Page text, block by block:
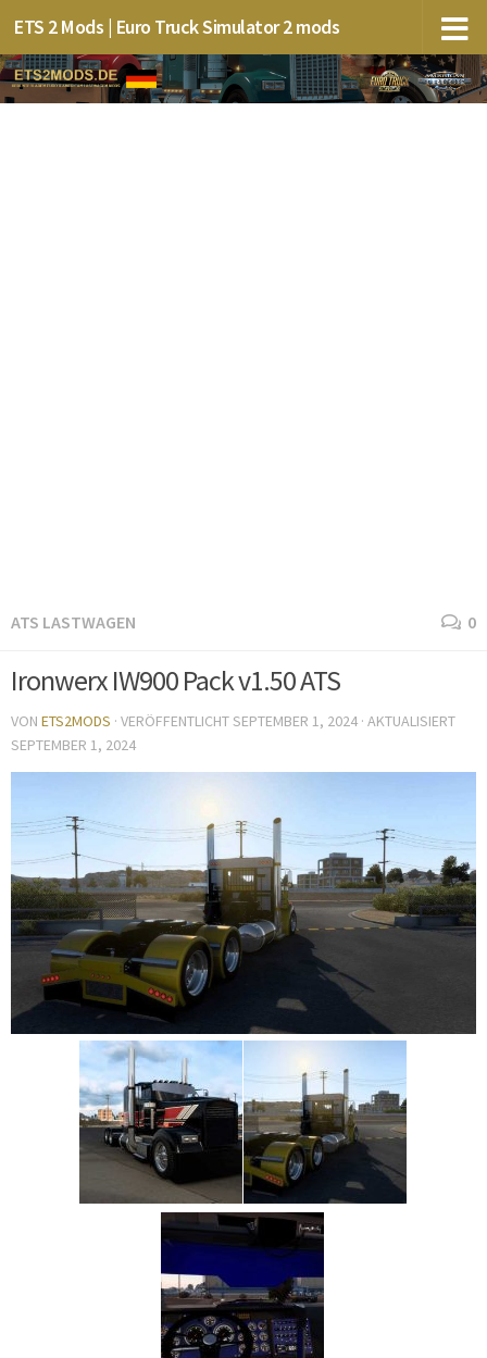
ETS 2 Mods | Euro Truck Simulator 2 mods
ATS LASTWAGEN 0
Ironwerx IW900 Pack v1.50 ATS
VON ETS2MODS · VERÖFFENTLICHTSEPTEMBER 1, 2024 · AKTUALISIERT
SEPTEMBER 1, 2024